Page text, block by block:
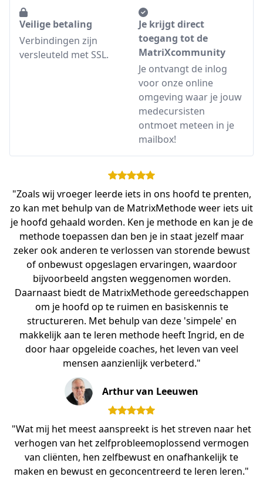
Veilige betaling
Verbindingen zijn
versleuteld met SSL.
Je krijgt direct
toegang tot de
MatriXcommunity
Je ontvangt de inlog
voor onze online
omgeving waar je jouw
medecursisten
ontmoet meteen in je
mailbox!
"Zoals wij vroeger leerde iets in ons hoofd te prenten,
zo kan met behulp van de MatrixMethode weer iets uit
je hoofd gehaald worden. Ken je methode en kan je de
methode toepassen dan ben je in staat jezelf maar
zeker ook anderen te verlossen van storende bewust
of onbewust opgeslagen ervaringen, waardoor
bijvoorbeeld angsten weggenomen worden.
Daarnaast biedt de MatrixMethode gereedschappen
om je hoofd op te ruimen en basiskennis te
structureren. Met behulp van deze 'simpele' en
makkelijk aan te leren methode heeft Ingrid, en de
door haar opgeleide coaches, het leven van veel
mensen aanzienlijk verbeterd."
Arthur van Leeuwen
"Wat mij het meest aanspreekt is het streven naar het
verhogen van het zelfprobleemoplossend vermogen
van cliënten, hen zelfbewust en onafhankelijk te
maken en bewust en geconcentreerd te leren leren."